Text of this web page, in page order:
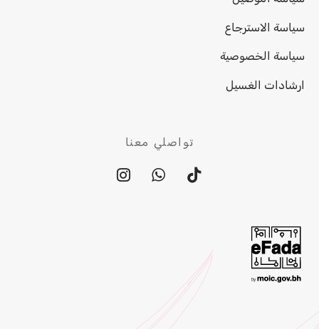
سياسة الاسترجاع
سياسة الخصوصية
ارشادات الغسيل
تواصلي معنا